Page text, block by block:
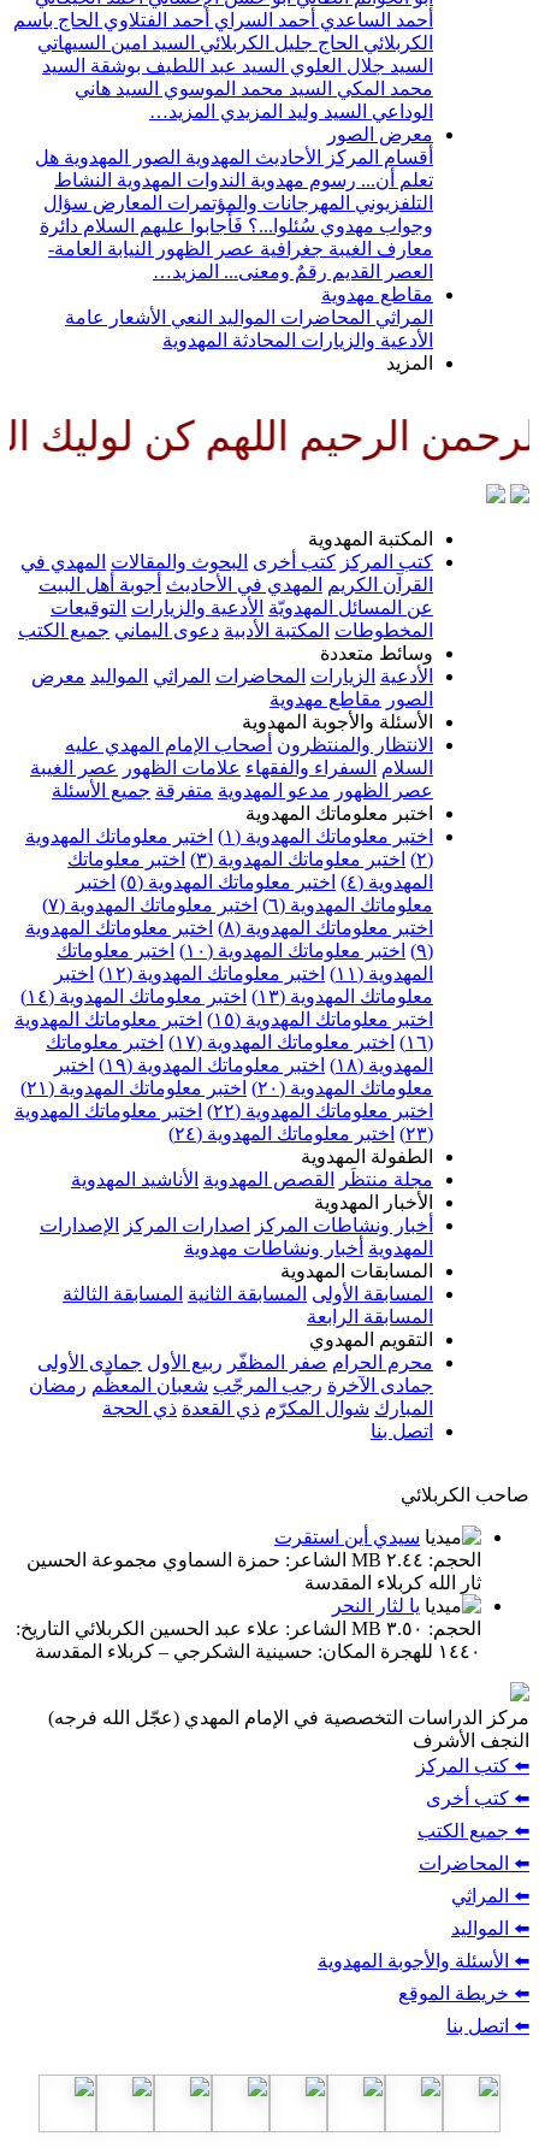
أحمد الساعدي أحمد السراي أحمد الفتلاوي الحاج باسم
الكربلائي الحاج جليل الكربلائي السيد امين السيهاتي
السيد جلال العلوي السيد عبد اللطيف بوشقة السيد
محمد المكي السيد محمد الموسوي السيد هاني
الوداعي السيد وليد المزيدي المزيد…
معرض الصور
أقسام المركز
الأحاديث المهدوية الصور المهدوية هل
تعلم أن... رسوم مهدوية الندوات المهدوية النشاط
التلفزيوني المهرجانات والمؤتمرات المعارض سؤال
وجواب مهدوي سُئلوا...؟ فَأجابوا عليهم السلام دائرة
معارف الغيبة جغرافية عصر الظهور
النيابة العامة-
العصر القديم رقمٌ ومعنى... المزيد…
مقاطع مهدوية
المراثي المحاضرات المواليد النعي الأشعار
عامة
الأدعية والزيارات المحادثة المهدوية
المزيد
الرحيم اللهم كن لوليك
المكتبة المهدوية
كتب المركز كتب أخرى البحوث والمقالات المهدي في
القرآن الكريم
المهدي في الأحاديث أجوبة أهل البيت
عن المسائل المهدويّة الأدعية والزيارات التوقيعات
المخطوطات المكتبة الأدبية دعوى اليماني جميع الكتب
وسائط متعددة
الأدعية الزيارات المحاضرات المراثي المواليد معرض
الصور مقاطع مهدوية
الأسئلة والأجوبة المهدوية
الانتظار والمنتظرون أصحاب الإمام المهدي عليه
السلام السفراء والفقهاء علامات الظهور
عصر الغيبة
عصر الظهور مدعو المهدوية متفرقة جميع الأسئلة
اختبر معلوماتك المهدوية
اختبر معلوماتك المهدوية (١)
اختبر معلوماتك المهدوية
(٢)
اختبر معلوماتك المهدوية (٣)
اختبر معلوماتك
المهدوية (٤)
اختبر معلوماتك المهدوية (٥)
اختبر
معلوماتك المهدوية (٦)
اختبر معلوماتك المهدوية (٧)
اختبر معلوماتك المهدوية (٨)
اختبر معلوماتك المهدوية
(٩)
اختبر معلوماتك المهدوية (١٠)
اختبر معلوماتك
المهدوية (١١)
اختبر معلوماتك المهدوية (١٢)
اختبر
معلوماتك المهدوية (١٣)
اختبر معلوماتك المهدوية (١٤)
اختبر معلوماتك المهدوية (١٥)
اختبر معلوماتك المهدوية
(١٦)
اختبر معلوماتك المهدوية (١٧)
اختبر معلوماتك
المهدوية (١٨)
اختبر معلوماتك المهدوية (١٩)
اختبر
معلوماتك المهدوية (٢٠)
اختبر معلوماتك المهدوية (٢١)
اختبر معلوماتك المهدوية (٢٢)
اختبر معلوماتك المهدوية
(٢٣)
اختبر معلوماتك المهدوية (٢٤)
الطفولة المهدوية
مجلة منتظَر
القصص المهدوية الأناشيد المهدوية
الأخبار المهدوية
أخبار ونشاطات المركز
اصدارات المركز
الإصدارات
المهدوية أخبار ونشاطات مهدوية
المسابقات المهدوية
المسابقة الأولى المسابقة الثانية المسابقة الثالثة
المسابقة الرابعة
التقويم المهدوي
محرم الحرام صفر المظفّر ربيع الأول جمادى الأولى
جمادى الآخرة رجب المرجّب شعبان المعظّم رمضان
المبارك شوال المكرّم ذي القعدة ذي الحجة
اتصل بنا
صاحب الكربلائي
سيدي أين استقرت
الحجم: ٢.٤٤ MB الشاعر: حمزة السماوي مجموعة الحسين
ثار الله كربلاء المقدسة
يا لثار النحر
الحجم: ٣.٥٠ MB الشاعر: علاء عبد الحسين الكربلائي التاريخ:
١٤٤٠ للهجرة المكان: حسينية الشكرجي – كربلاء المقدسة
مركز الدراسات التخصصية في الإمام المهدي (عجّل الله فرجه)
النجف الأشرف
⬅️ كتب المركز
⬅️ كتب أخرى
⬅️ جميع الكتب
⬅️ المحاضرات
⬅️ المراثي
⬅️ المواليد
⬅️ الأسئلة والأجوبة المهدوية
⬅️ خريطة الموقع
⬅️ اتصل بنا